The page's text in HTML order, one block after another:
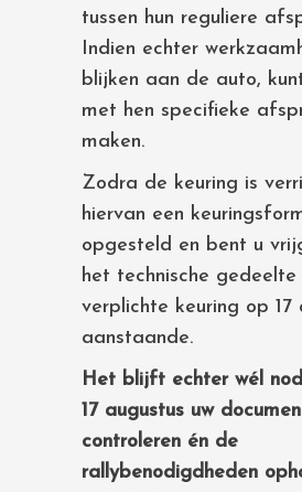
tussen hun reguliere
Indien echter
blijken aan de auto,
met hen specifieke
maken.
Zodra de keuring is
hiervan een
opgesteld en bent u
het technische gedeelte
verplichte keuring op 17
aanstaande.
Het blijft echter wél
17augustus uw
controleren én de
rallybenodigdheden